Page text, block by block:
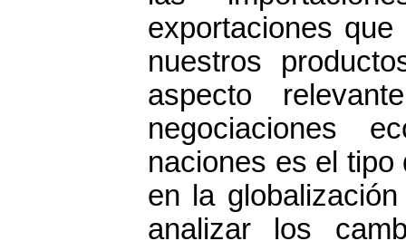
exportaciones
nuestros
aspecto
negociaciones
naciones es el
en la
analizar los